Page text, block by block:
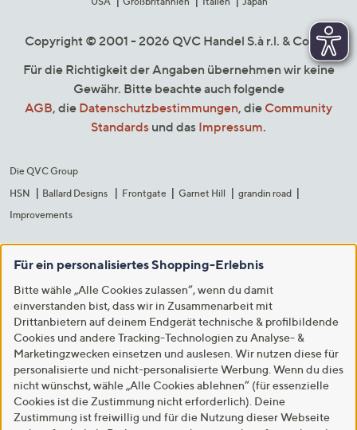
Copyright © 2001 - 2026 QVC Handel S.à r.l. & Co. KG
Für die Richtigkeit der Angaben übernehmen wir keine
Gewähr. Bitte beachte auch folgende
AGB, die Datenschutzbestimmungen, die Community
Standards und das Impressum.
Die QVC Group
HSN
Ballard Designs Frontgate Garnet Hill
grandin road
Improvements
Für ein personalisiertes Shopping-Erlebnis
Bitte wähle „Alle Cookies zulassen“, wenn du damit
einverstanden bist, dass wir in Zusammenarbeit mit
Drittanbietern auf deinem Endgerät technische & profilbildende
Cookies und andere Tracking-Technologien zu Analyse- &
Marketingzwecken einsetzen und auslesen. Wir nutzen diese für
personalisierte und nicht-personalisierte Werbung. Wenn du dies
nicht wünschst, wähle „Alle Cookies ablehnen“ (für essenzielle
Cookies ist die Zustimmung nicht erforderlich). Deine
Zustimmung ist freiwillig und für die Nutzung dieser Webseite